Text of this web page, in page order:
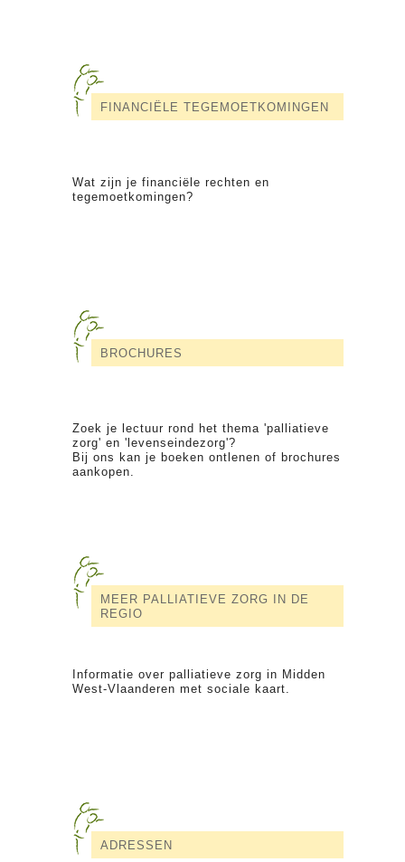
FINANCIËLE TEGEMOETKOMINGEN
Wat zijn je financiële rechten en
tegemoetkomingen?
BROCHURES
Zoek je lectuur rond het thema 'palliatieve
zorg' en 'levenseindezorg'?
Bij ons kan je boeken ontlenen of brochures
aankopen.
MEER PALLIATIEVE ZORG IN DE
REGIO
Informatie over palliatieve zorg in Midden
West-Vlaanderen met sociale kaart.
ADRESSEN